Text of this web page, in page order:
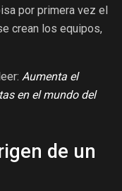
por primera vez el
crean los equipos,
Aumenta el
en el mundo del
de un